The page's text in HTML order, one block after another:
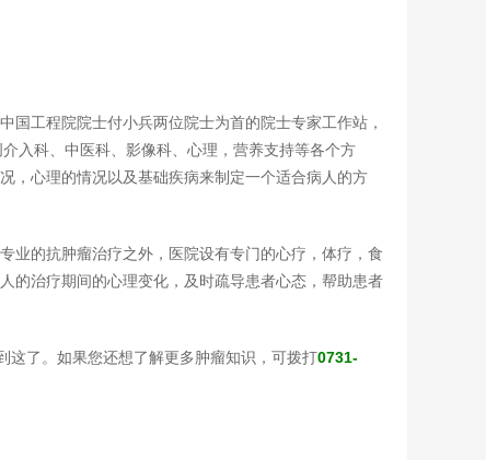
工程院院士付小兵两位院士为首的院士专家工作站，
入科、中医科、影像科、心理，营养支持等各个方
，心理的情况以及基础疾病来制定一个适合病人的方
业的抗肿瘤治疗之外，医院设有专门的心疗，体疗，食
的治疗期间的心理变化，及时疏导患者心态，帮助患者
这了。如果您还想了解更多肿瘤知识，可拨打0731-